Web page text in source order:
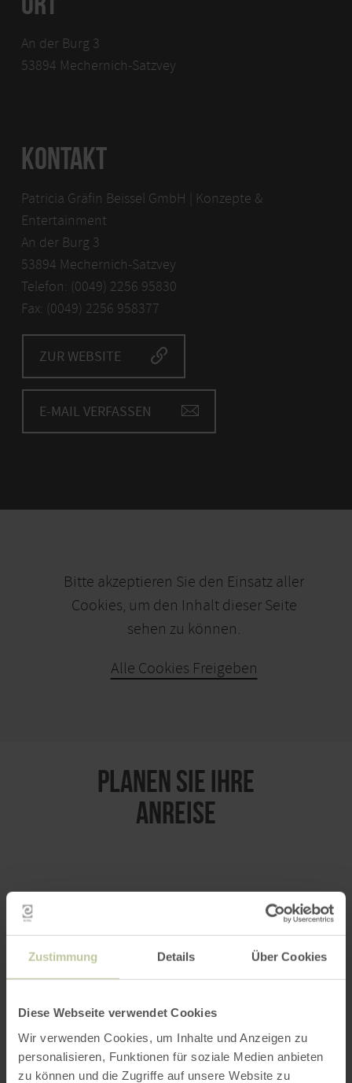
Zustimmung Details Über Cookies
Diese Webseite verwendet Cookies
Wir verwenden Cookies, um Inhalte und Anzeigen zu
personalisieren, Funktionen für soziale Medien anbieten
zu können und die Zugriffe auf unsere Website zu
An der Burg 3
53894 Mechernich-Satzvey
KONTAKT
Patricia Gräfin Beissel GmbH | Konzepte &
Entertainment
An der Burg 3
53894 Mechernich-Satzvey
Telefon: (0049) 2256 95830
Fax: (0049) 2256 958377
ZUR WEBSITE
E-MAIL VERFASSEN
Bitte akzeptieren Sie den Einsatz aller
Cookies, um den Inhalt dieser Seite
sehen zu können.
Alle Cookies Freigeben
PLANEN SIE IHRE
ANREISE
Anfahrt von:
ROUTE PLANEN